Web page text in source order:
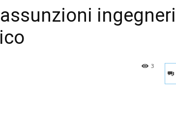
ingegneri
3